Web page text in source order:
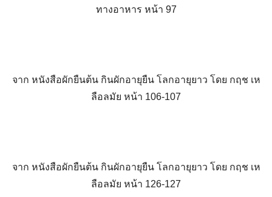
ทางอาหาร หน้า 97
จาก หนังสือผักยืนต้น กินผักอายุยืน โลกอายุยาว โดย กฤช เห
ลือลมัย หน้า 106-107
จาก หนังสือผักยืนต้น กินผักอายุยืน โลกอายุยาว โดย กฤช เห
ลือลมัย หน้า 126-127